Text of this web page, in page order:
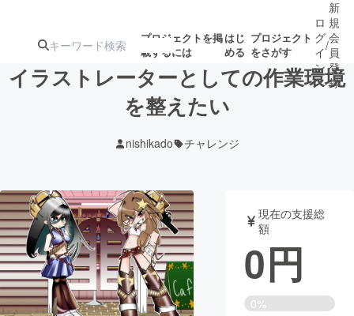
プロジェクトを掲
載するには
はじ
める
プロジェクト
をさがす
ジェクト
ロジェクト
アート・写真 音楽
テクノロジー・ガジェット ゲーム・サ
映像・映画 書籍・雑誌
ロ
グ
イ
ン
/
新
規
会
員
登
録
イラストレーターとしての作業環境
を整えたい
nishikado チャレンジ
現在の支援総
額
0円
0%